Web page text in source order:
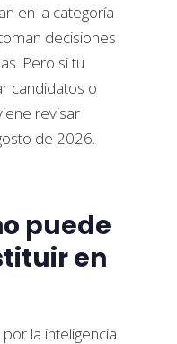
en la categoría
decisiones
Pero si tu
candidatos o
revisar
de 2026.
puede
en
la inteligencia